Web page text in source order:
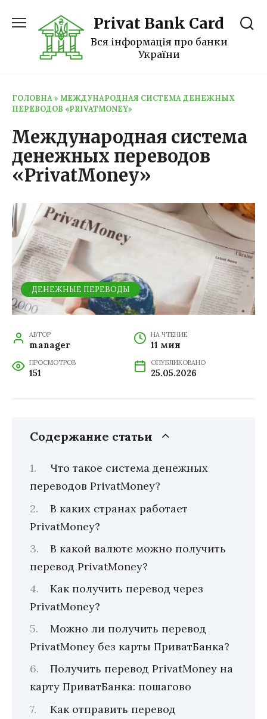
содержанию
Privat Bank Card
Вся інформація про банки
України
ГОЛОВНА » МЕЖДУНАРОДНАЯ СИСТЕМА ДЕНЕЖНЫХ
ПЕРЕВОДОВ «PRIVATMONEY»
Международная система
денежных переводов
«PrivatMoney»
ДЕНЕЖНЫЕ ПЕРЕВОДЫ
АВТОР
manager
НА ЧТЕНИЕ
11 мин
ПРОСМОТРОВ
151
ОПУБЛИКОВАНО
25.05.2026
Содержание статьи
Что такое система денежных
переводов PrivatMoney?
В каких странах работает
PrivatMoney?
В какой валюте можно получить
перевод PrivatMoney?
Как получить перевод через
PrivatMoney?
Можно ли получить перевод
PrivatMoney без карты ПриватБанка?
Получить перевод PrivatMoney на
карту ПриватБанка: пошагово
Как отправить перевод